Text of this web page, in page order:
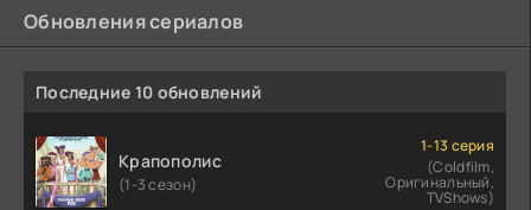
Обновления сериалов
Последние 10 обновлений
Крапополис
(1-3 сезон)
1-13 серия
(Coldfilm,
Оригинальный,
TVShows)